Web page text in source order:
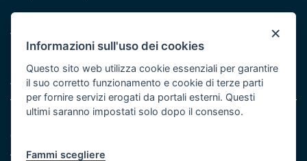
Protezione civile
Vai al sito di Protezione Civile Puglia
Iniziativa finanziata con risorse del POR Puglia 2014/2020 -
Asse XI
Note legali
Cookie e privacy
Atti di notifica
×
Informazioni sull'uso dei cookies
Questo sito web utilizza cookie essenziali per garantire
il suo corretto funzionamento e cookie di terze parti
per fornire servizi erogati da portali esterni. Questi
ultimi saranno impostati solo dopo il consenso.
Fammi scegliere